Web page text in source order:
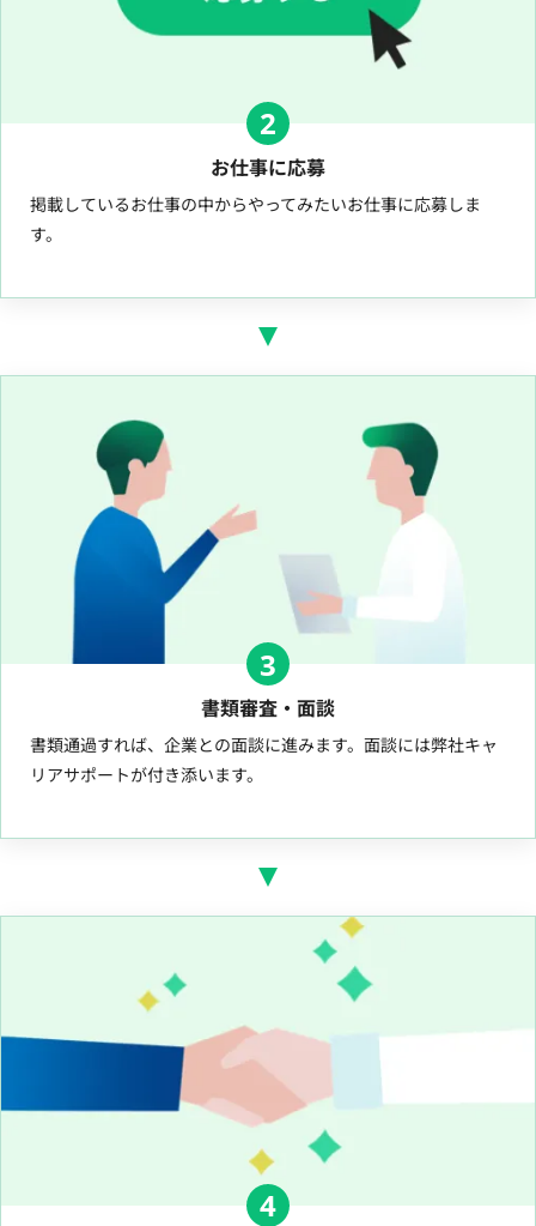
2
お仕事に応募
掲載しているお仕事の中からやってみたいお仕事に応募しま
す。
3
書類審査・面談
書類通過すれば、企業との面談に進みます。面談には弊社キャ
リアサポートが付き添います。
4